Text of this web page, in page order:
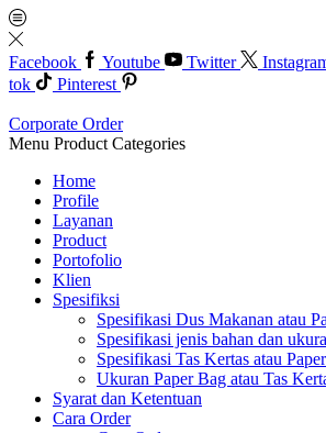
Facebook Youtube Twitter
tok
Pinterest
Corporate Order
Menu Product Categories
Home
Profile
Layanan
Product
Portofolio
Klien
Spesifiksi
Spesifikasi Dus Makanan atau
Spesifikasi jenis bahan dan
Spesifikasi Tas Kertas atau
Ukuran Paper Bag atau Tas
Syarat dan Ketentuan
Cara Order